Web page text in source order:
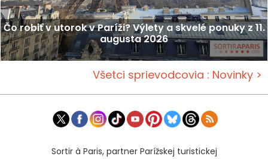
Čo robiť v utorok v Paríži? Výlety a skvelé ponuky z 11.
augusta 2026
Všetci sprievodcovia : Novinky >
Sortir à Paris, partner Parížskej turistickej